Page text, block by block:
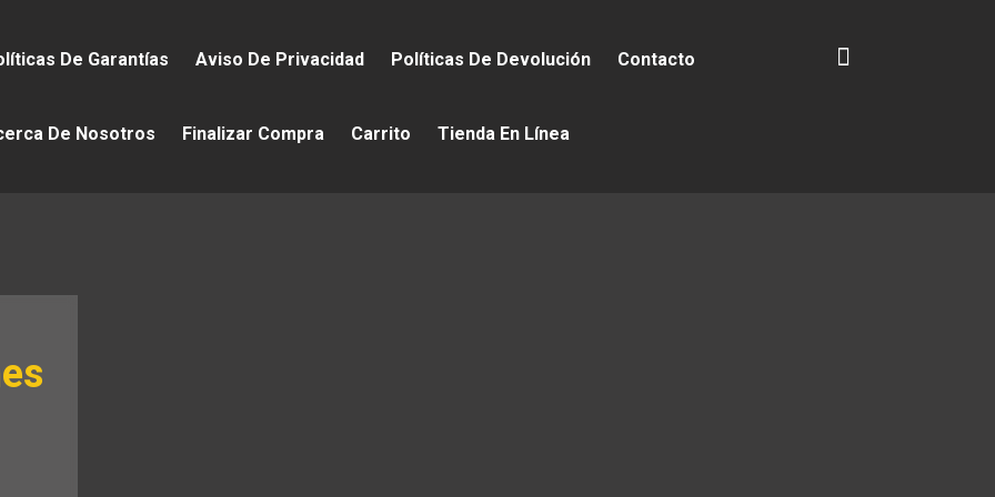
De Garantías Aviso De Privacidad Políticas De Devolución Contacto
De Nosotros Finalizar Compra Carrito Tienda En Línea